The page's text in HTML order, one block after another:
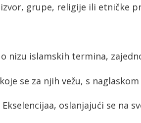
grupe, religije ili etničke
o nizu islamskih termina,
se za njih vežu, s
oslanjajući se na